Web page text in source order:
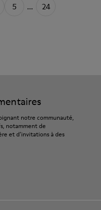
5 ... 24
notre communauté,
notamment de
et d’invitations à des